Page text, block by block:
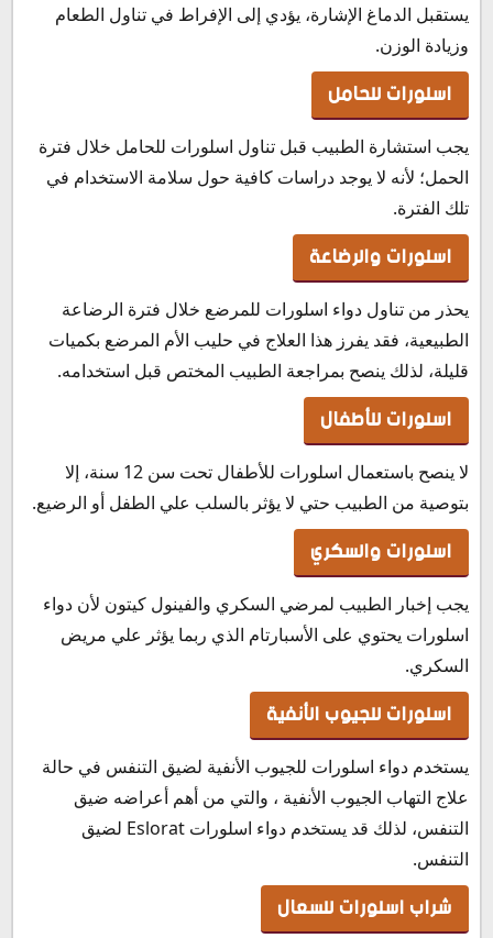
يستقبل الدماغ الإشارة، يؤدي إلى الإفراط في تناول الطعام
وزيادة الوزن.
اسلورات للحامل
يجب استشارة الطبيب قبل تناول اسلورات للحامل خلال فترة
الحمل؛ لأنه لا يوجد دراسات كافية حول سلامة الاستخدام في
تلك الفترة.
اسلورات والرضاعة
يحذر من تناول دواء اسلورات للمرضع خلال فترة الرضاعة
الطبيعية، فقد يفرز هذا العلاج في حليب الأم المرضع بكميات
قليلة، لذلك ينصح بمراجعة الطبيب المختص قبل استخدامه.
اسلورات للأطفال
لا ينصح باستعمال اسلورات للأطفال تحت سن 12 سنة، إلا
بتوصية من الطبيب حتي لا يؤثر بالسلب علي الطفل أو الرضيع.
اسلورات والسكري
يجب إخبار الطبيب لمرضي السكري والفينول كيتون لأن دواء
اسلورات يحتوي على الأسبارتام الذي ربما يؤثر علي مريض
السكري.
اسلورات للجيوب الأنفية
يستخدم دواء اسلورات للجيوب الأنفية لضيق التنفس في حالة
علاج التهاب الجيوب الأنفية ، والتي من أهم أعراضه ضيق
التنفس، لذلك قد يستخدم دواء اسلورات Eslorat لضيق
التنفس.
شراب اسلورات للسعال